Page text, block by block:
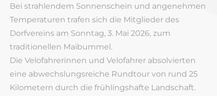
Bei strahlendem Sonnenschein und angenehmen
Temperaturen trafen sich die Mitglieder des
Dorfvereins am Sonntag, 3. Mai 2026, zum
traditionellen Maibummel.
Die Velofahrerinnen und Velofahrer absolvierten
eine abwechslungsreiche Rundtour von rund 25
Kilometern durch die frühlingshafte Landschaft.